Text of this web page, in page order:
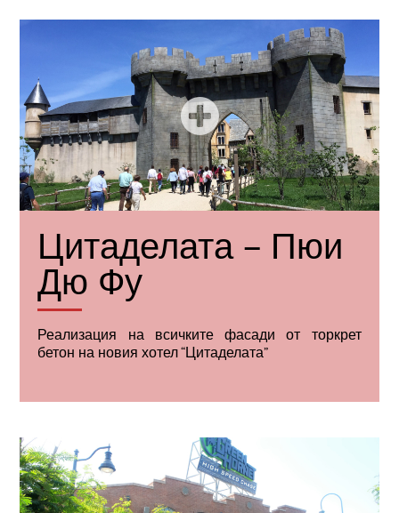
Цитаделата – Пюи
Дю Фу
Реализация на всичките фасади от торкрет
бетон на новия хотел “Цитаделата”